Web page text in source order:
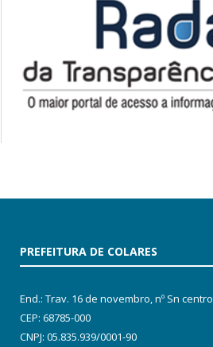
PREFEITURA DE COLARES
End.: Trav. 16 de novembro, nº Sn centro
CEP: 68785-000
CNPJ: 05.835.939/0001-90